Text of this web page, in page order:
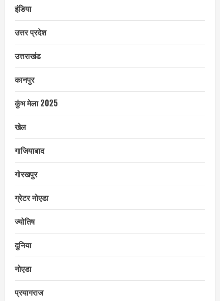
इंडिया
उत्तर प्रदेश
उत्तराखंड
कानपुर
कुंभ मेला 2025
खेल
गाजियाबाद
गोरखपुर
ग्रेटर नोएडा
ज्योतिष
दुनिया
नोएडा
प्रयागराज